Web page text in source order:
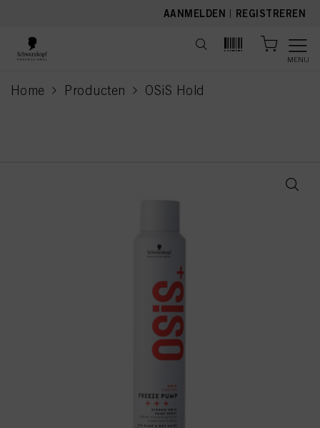
AANMELDEN | REGISTREREN
MENU
Home Producten OSiS Hold
current page